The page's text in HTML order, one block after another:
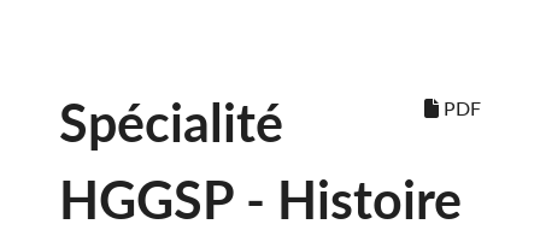
PDF
Spécialité
HGGSP - Histoire